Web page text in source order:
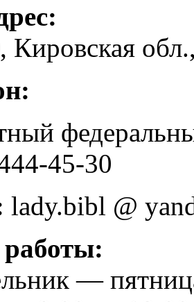
Кировская
45-30
lady.bibl @
—